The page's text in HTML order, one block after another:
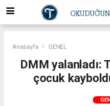
Anasayfa GENEL
DMM yalanladı:
çocuk